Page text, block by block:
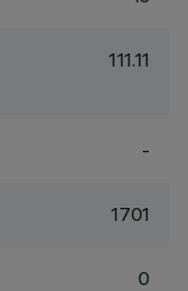
111.11
-
1701
0